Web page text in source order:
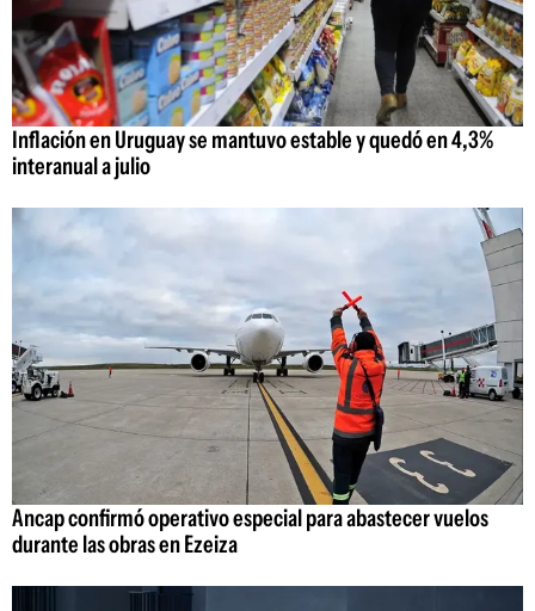
Inflación en Uruguay se mantuvo estable y quedó en 4,3%
interanual a julio
Ancap confirmó operativo especial para abastecer vuelos
durante las obras en Ezeiza